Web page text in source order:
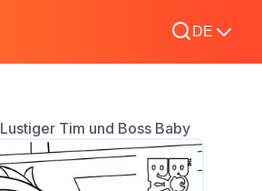
DE
Lustiger Tim und Boss Baby